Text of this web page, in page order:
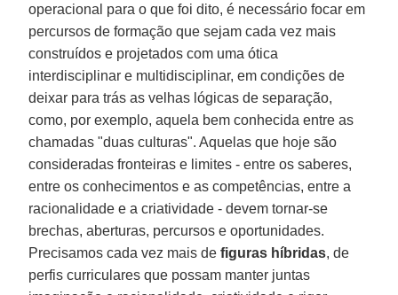
operacional para o que foi dito, é necessário focar em
percursos de formação que sejam cada vez mais
construídos e projetados com uma ótica
interdisciplinar e multidisciplinar, em condições de
deixar para trás as velhas lógicas de separação,
como, por exemplo, aquela bem conhecida entre as
chamadas "duas culturas". Aquelas que hoje são
consideradas fronteiras e limites - entre os saberes,
entre os conhecimentos e as competências, entre a
racionalidade e a criatividade - devem tornar-se
brechas, aberturas, percursos e oportunidades.
Precisamos cada vez mais defiguras híbridas, de
perfis curriculares que possam manter juntas